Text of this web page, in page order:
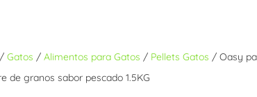
/Gatos /Alimentos para Gatos / Pellets Gatos / Oasy
de granos sabor pescado 1.5KG